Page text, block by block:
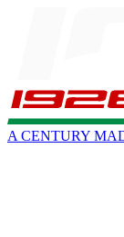
A CENTURY